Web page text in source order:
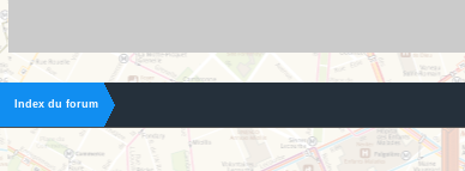
Index du forum